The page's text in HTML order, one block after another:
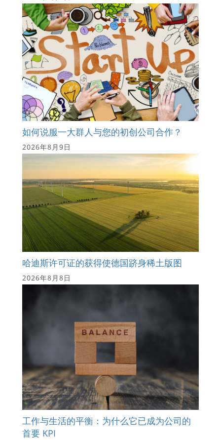
如何说服一大群人与您的初创公司合作？
2026年8月9日
哈迪斯许可证的获得使德国跻身稀土版图
2026年8月8日
工作与生活的平衡：为什么它已成为公司的
首要 KPI